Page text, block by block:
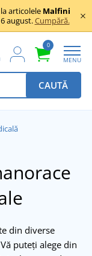
la articolele Malfini
august.Cumpără.
0
MENU
CAUTĂ
din diverse
Vă puteți alege din